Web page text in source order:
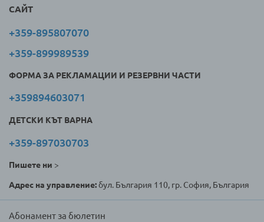
САЙТ
+359-895807070
+359-899989539
ФОРМА ЗА РЕКЛАМАЦИИ И РЕЗЕРВНИ ЧАСТИ
+359894603071
ДЕТСКИ КЪТ ВАРНА
+359-897030703
Пишете ни >
Адрес на управление:бул. България 110, гр. София, България
Абонамент за бюлетин